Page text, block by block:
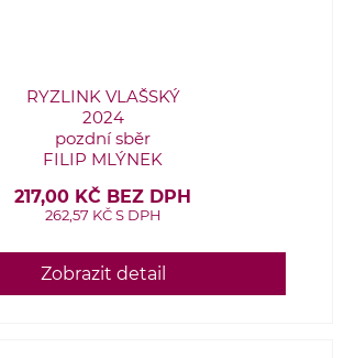
RYZLINK VLAŠSKÝ
2024
pozdní sběr
FILIP MLÝNEK
217,00 KČ BEZ DPH
262,57 KČ S DPH
Zobrazit detail